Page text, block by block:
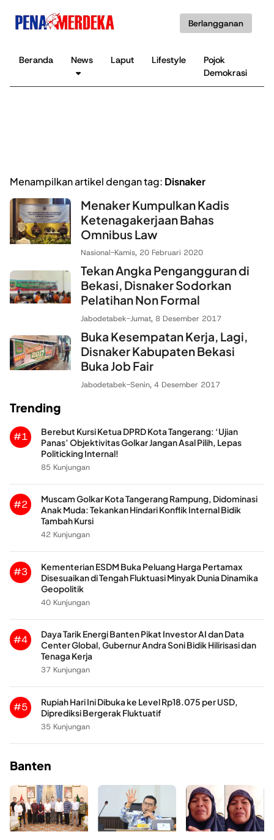
Berlangganan
Beranda News Laput Lifestyle
Pojok
Demokrasi
Menampilkan artikel dengan tag: Disnaker
Menaker Kumpulkan Kadis
Ketenagakerjaan Bahas
Omnibus Law
Nasional-Kamis, 20 Februari 2020
Tekan Angka Pengangguran di
Bekasi, Disnaker Sodorkan
Pelatihan Non Formal
Jabodetabek-Jumat, 8 Desember 2017
Buka Kesempatan Kerja, Lagi,
Disnaker Kabupaten Bekasi
Buka Job Fair
Jabodetabek-Senin, 4 Desember 2017
Trending
#1
Berebut Kursi Ketua DPRD Kota Tangerang: ‘Ujian
Panas’ Objektivitas Golkar Jangan Asal Pilih, Lepas
Politicking Internal!
85 Kunjungan
#2
Muscam Golkar Kota Tangerang Rampung, Didominasi
Anak Muda: Tekankan Hindari Konflik Internal Bidik
Tambah Kursi
42 Kunjungan
#3
Kementerian ESDM Buka Peluang Harga Pertamax
Disesuaikan di Tengah Fluktuasi Minyak Dunia Dinamika
Geopolitik
40 Kunjungan
#4
Daya Tarik Energi Banten Pikat Investor AI dan Data
Center Global, Gubernur Andra Soni Bidik Hilirisasi dan
Tenaga Kerja
37 Kunjungan
#5
Rupiah Hari Ini Dibuka ke Level Rp18.075 per USD,
Diprediksi Bergerak Fluktuatif
35 Kunjungan
Banten